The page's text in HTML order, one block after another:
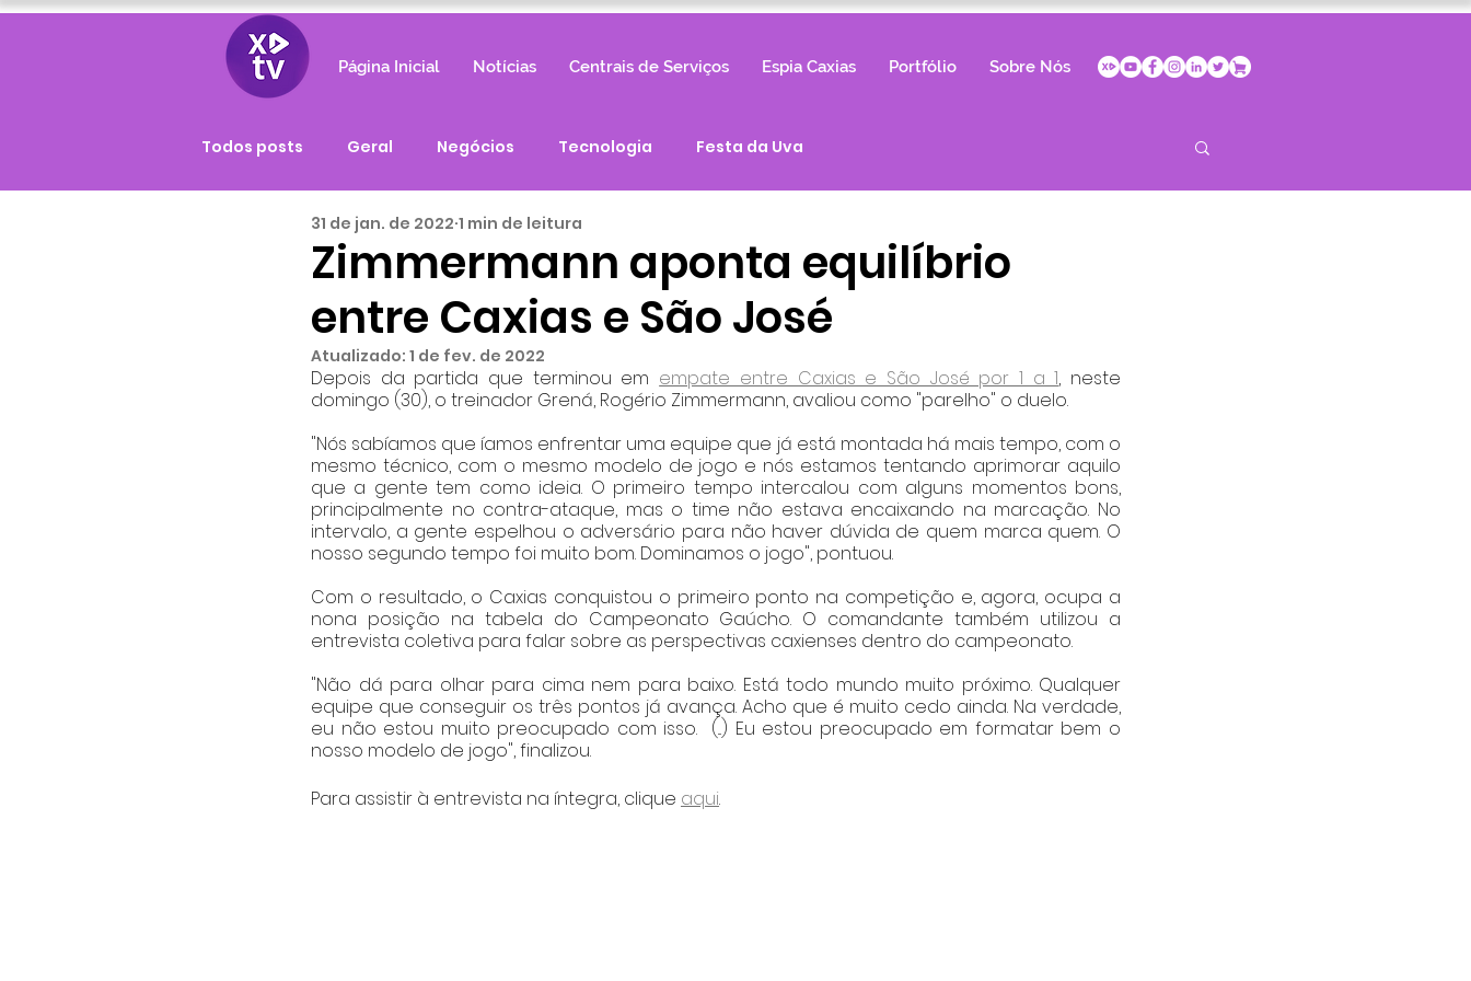
Página Inicial Notícias Centrais de Serviços Espia Caxias Portfólio Sobre Nós
Todos posts Geral Negócios Tecnologia Festa da Uva
Zimmermann aponta equilíbrio
entre Caxias e São José
31 de jan. de 2022 1 min de leitura
Atualizado: 1 de fev. de 2022
Depois da partida que terminou em empate entre Caxias e São José por 1 a 1, neste
domingo (30), o treinador Grená, Rogério Zimmermann, avaliou como "parelho" o duelo.
"Nós sabíamos que íamos enfrentar uma equipe que já está montada há mais tempo, com o
mesmo técnico, com o mesmo modelo de jogo e nós estamos tentando aprimorar aquilo
que a gente tem como ideia. O primeiro tempo intercalou com alguns momentos bons,
principalmente no contra-ataque, mas o time não estava encaixando na marcação. No
intervalo, a gente espelhou o adversário para não haver dúvida de quem marca quem. O
nosso segundo tempo foi muito bom. Dominamos o jogo", pontuou.
Com o resultado, o Caxias conquistou o primeiro ponto na competição e, agora, ocupa a
nona posição na tabela do Campeonato Gaúcho. O comandante também utilizou a
entrevista coletiva para falar sobre as perspectivas caxienses dentro do campeonato.
"Não dá para olhar para cima nem para baixo. Está todo mundo muito próximo. Qualquer
equipe que conseguir os três pontos já avança. Acho que é muito cedo ainda. Na verdade,
eu não estou muito preocupado com isso.  (...) Eu estou preocupado em formatar bem o
nosso modelo de jogo", finalizou.
Para assistir à entrevista na íntegra, clique aqui.